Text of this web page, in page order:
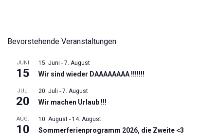
Bevorstehende Veranstaltungen
JUNI
15
15. Juni - 7. August
Wir sind wieder DAAAAAAAA !!!!!!!
JULI
20
20. Juli - 7. August
Wir machen Urlaub !!!
AUG.
10
10. August - 14. August
Sommerferienprogramm 2026, die Zweite <3